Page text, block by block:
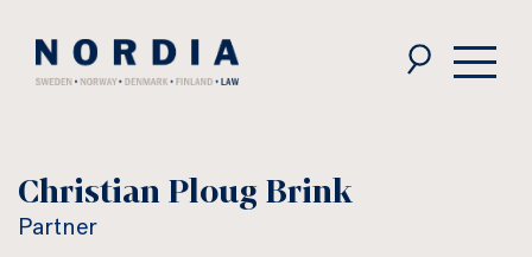
Law
Christian Ploug Brink
Partner